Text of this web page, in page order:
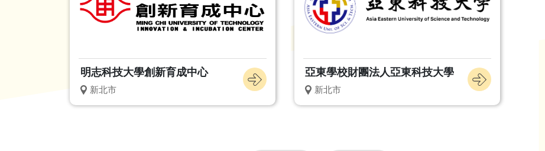
明志科技大學創新育成中心
新北市
亞東學校財團法人亞東科技大學
新北市